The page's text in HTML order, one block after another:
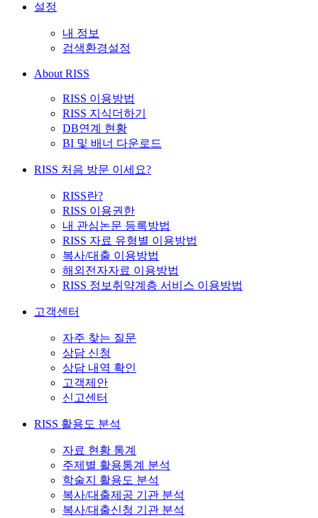
설정
내 정보
검색환경설정
About RISS
RISS 이용방법
RISS 지식더하기
DB연계 현황
BI 및 배너 다운로드
RISS 처음 방문 이세요?
RISS란?
RISS 이용권한
내 관심논문 등록방법
RISS 자료 유형별 이용방법
복사/대출 이용방법
해외전자자료 이용방법
RISS 정보취약계층 서비스 이용방법
고객센터
자주 찾는 질문
상담 신청
상담 내역 확인
고객제안
신고센터
RISS 활용도 분석
자료 현황 통계
주제별 활용통계 분석
학술지 활용도 분석
복사/대출제공 기관 분석
복사/대출신청 기관 분석